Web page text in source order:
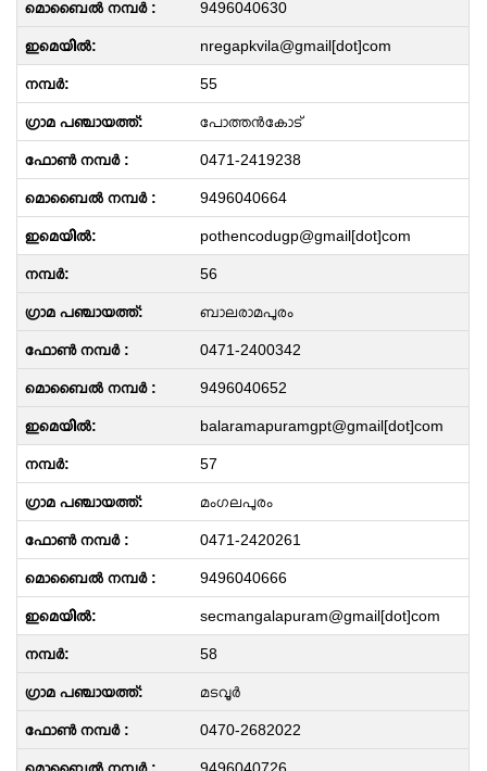
9496040630
nregapkvila@gmail[dot]com
55
പോത്തൻകോട്
0471-2419238
9496040664
pothencodugp@gmail[dot]com
56
ബാലരാമപുരം
0471-2400342
9496040652
balaramapuramgpt@gmail[dot]com
57
മംഗലപുരം
0471-2420261
9496040666
secmangalapuram@gmail[dot]com
58
മടവൂർ
0470-2682022